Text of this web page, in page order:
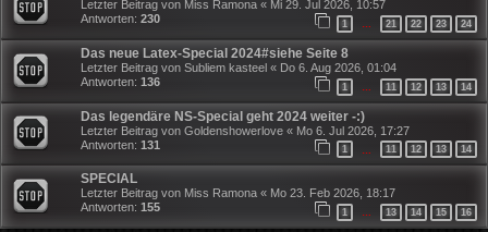
Letzter Beitrag von Miss Ramona « Mi 29. Jul 2026, 10:57
Antworten: 230 1 … 21 22 23 24
Das neue Latex-Special 2024#siehe Seite 8
Letzter Beitrag von Subliem kasteel « Do 6. Aug 2026, 01:04
Antworten: 136 1 … 11 12 13 14
Das legendäre NS-Special geht 2024 weiter -:)
Letzter Beitrag von Goldenshowerlove « Mo 6. Jul 2026, 17:27
Antworten: 131 1 11 12 13 14
SPECIAL
Letzter Beitrag von Miss Ramona « Mo 23. Feb 2026, 18:17
Antworten: 155 1 … 13 14 15 16